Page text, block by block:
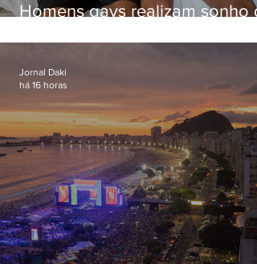
Homens gays realizam sonho
paternidade
Jornal Daki
há 16 horas